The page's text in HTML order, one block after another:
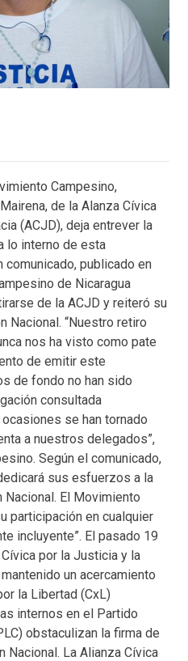
Campesino,
de la Alanza Cívica
(ACJD), deja entrever la
lo interno de esta
comunicado, publicado en
de Nicaragua
de la ACJD y reiteró su
Nacional. “Nuestro retiro
nos ha visto como pate
de emitir este
de fondo no han sido
consultada
se han tornado
a nuestros delegados”,
Según el comunicado,
sus esfuerzos a la
El Movimiento
participación en cualquier
incluyente”. El pasado 19
por la Justicia y la
un acercamiento
la Libertad (CxL)
internos en el Partido
obstaculizan la firma de
La Alianza Cívica